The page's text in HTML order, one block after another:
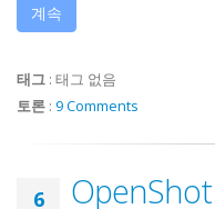
계속
태그 : 태그 없음
토론 : 9 Comments
6